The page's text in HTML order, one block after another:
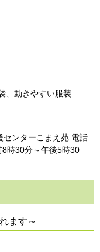
、動きやすい服装
センターこまえ苑 電話
8時30分～午後5時30
ます～